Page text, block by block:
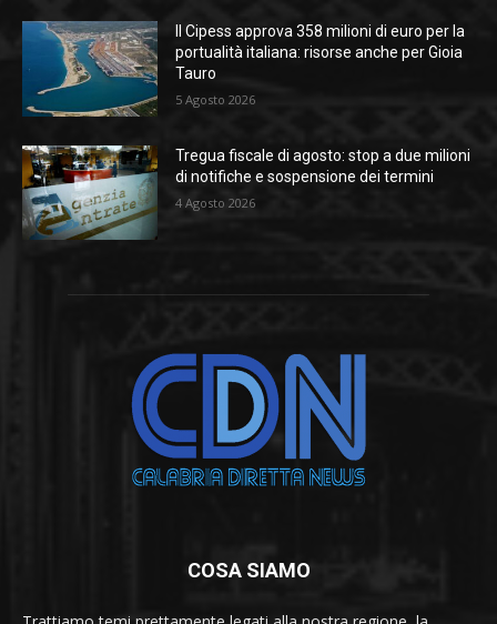
Il Cipess approva 358 milioni di euro per la
portualità italiana: risorse anche per Gioia
Tauro
5 Agosto 2026
Tregua fiscale di agosto: stop a due milioni
di notifiche e sospensione dei termini
4 Agosto 2026
COSA SIAMO